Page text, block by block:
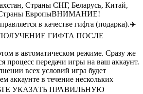
Страны СНГ, Беларусь, Китай,
ЕвропыВНИМАНИЕ!
в качестве гифта (подарка).✈️
ГИФТА ПОСЛЕ
в автоматическом режиме. Сразу же
процесс передачи игры на ваш аккаунт.
всех условий игра будет
аккаунте в течение нескольких
УКАЗАТЬ ПРАВИЛЬНУЮ